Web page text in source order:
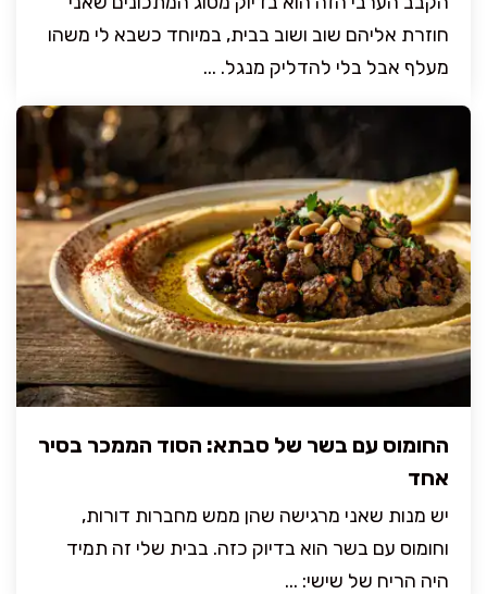
חוזרת אליהם שוב ושוב בבית, במיוחד כשבא לי משהו
מעלף אבל בלי להדליק מנגל. ...
החומוס עם בשר של סבתא: הסוד הממכר בסיר
אחד
יש מנות שאני מרגישה שהן ממש מחברות דורות,
וחומוס עם בשר הוא בדיוק כזה. בבית שלי זה תמיד
היה הריח של שישי: ...